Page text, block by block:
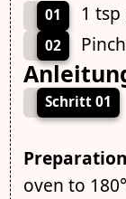
01 1
02
Schritt 01
oven to